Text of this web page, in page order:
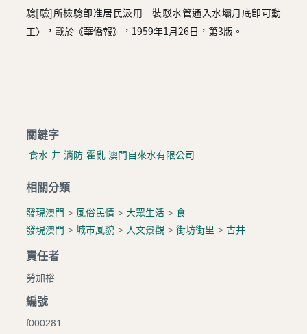
騐[驗]所檢騐卽准居民汲用 裝駁水管通入水壩月底卽可動
工〉，載於《華僑報》，1959年1月26日，第3版。
關鍵字
食水 井 消防 霍亂 澳門自來水有限公司
相關分類
發現澳門 > 風俗民情> 大眾生活> 食
發現澳門 > 城市風貌 > 人文景觀 > 街坊街里 > 古井
責任者
勞加裕
編號
f000281